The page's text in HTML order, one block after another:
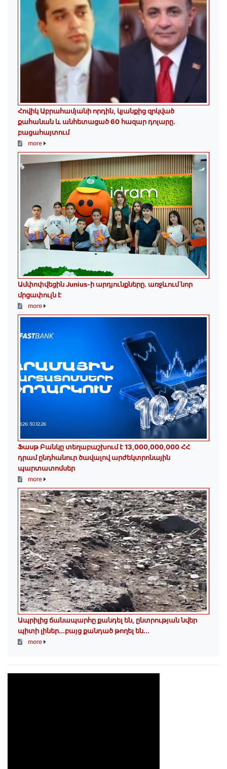
Հովիկ Աբրահամյանի որդին, կյանքից զրկված
քահանան և անհետացած 60 հազար դոլարը․
բացահայտում
more
Ամփոփվեցին Junius-ի արդյունքները․ առջևում նոր
մրցափուլն է
more
Ֆասթ Բանկը տեղաբաշխում է 13,000,000,000 ՀՀ
դրամ ընդհանուր ծավալով արժեկտրոնային
պարտատոմսեր
more
Ապրիլից ճանապարհը քանդել են, ընտրության նվեր
պիտի լիներ․․․բայց քանդած թողել են․․․​​​​​​​
more